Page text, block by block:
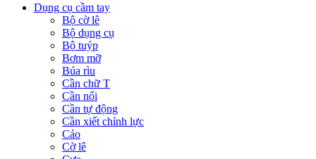
Dụng cụ cầm tay
Bộ cờ lê
Bộ dụng cụ
Bộ tuýp
Bơm mỡ
Búa rìu
Cần chữ T
Cần nối
Cần tự động
Cần xiết chỉnh lực
Cảo
Cờ lê